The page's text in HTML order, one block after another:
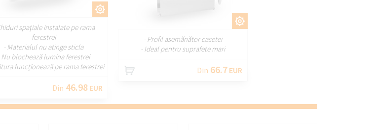
spațiale instalate pe rama
ferestrei
- Materialul nu atinge sticla
Nu blochează lumina ferestrei
funcționează pe rama ferestrei
Din 46.98 EUR
- Profil asemănător casetei
- Ideal pentru suprafete mari
Din 66.7EUR